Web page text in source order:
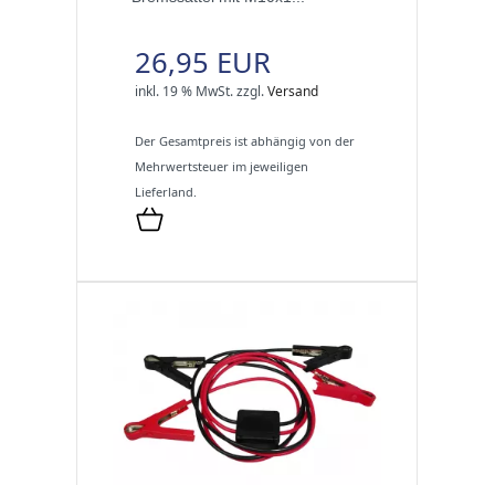
26,95 EUR
inkl. 19 % MwSt.zzgl.Versand
Der Gesamtpreis ist abhängig von der
Mehrwertsteuer im jeweiligen
Lieferland.